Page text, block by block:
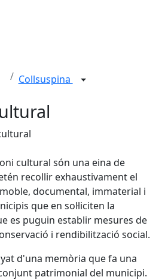
Collsuspina
cultural són una eina de
recollir exhaustivament el
documental, immaterial i
que en sol·liciten la
es puguin establir mesures de
i rendibilització social.
d'una memòria que fa una
patrimonial del municipi.